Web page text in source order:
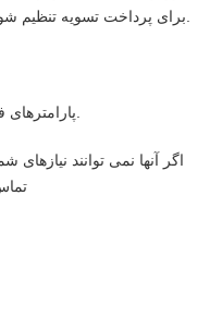
اگر آنها نمی توانند نیازهای